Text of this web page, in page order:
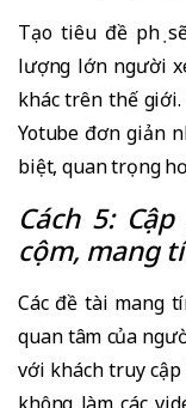
Tạo tiêu đề phụ
lượng lớn người
khác trên thế
Yotube đơn giản
biệt, quan trọng
Cách 5:
cộm, mang
Các đề tài mang
quan tâm của
với khách truy cập